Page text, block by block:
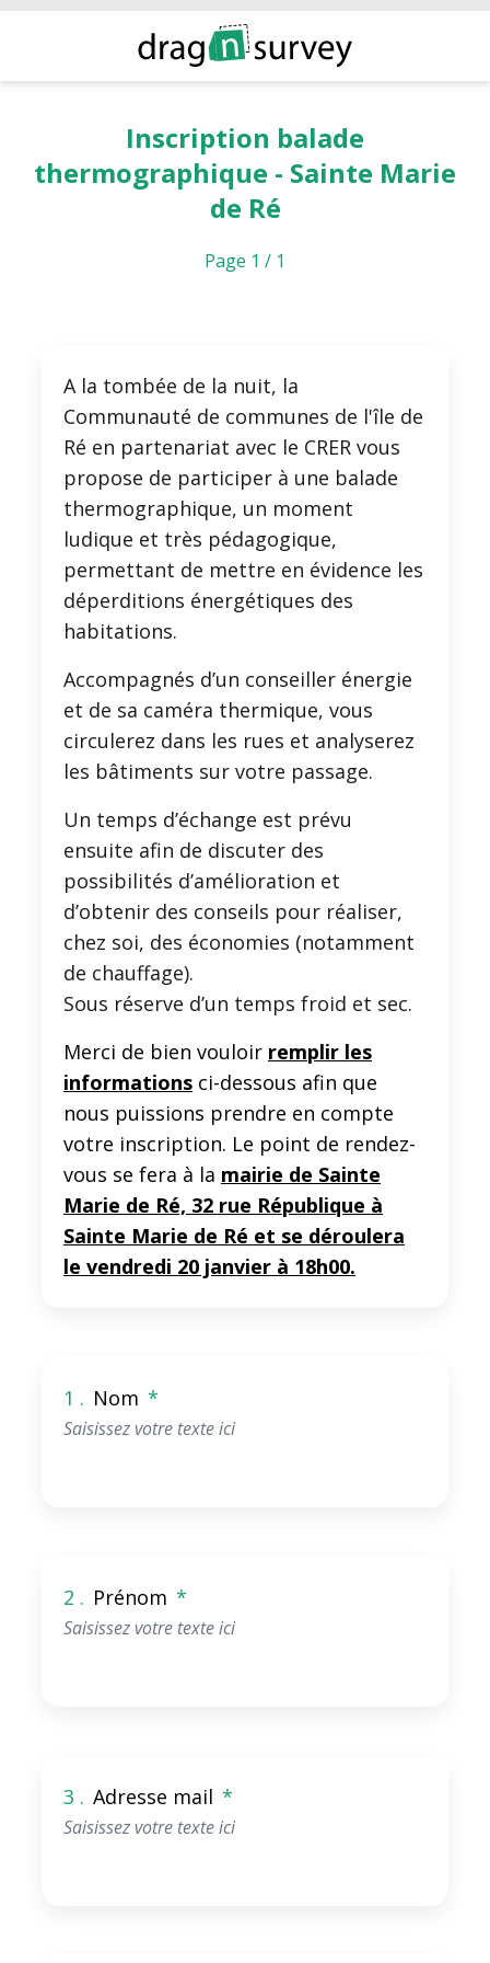
Inscription balade
thermographique - Sainte Marie
de Ré
Page 1 / 1
A la tombée de la nuit, la
Communauté de communes de l'île de
Ré en partenariat avec le CRER vous
propose de participer à une balade
thermographique, un moment
ludique et très pédagogique,
permettant de mettre en évidence les
déperditions énergétiques des
habitations.
Accompagnés d’un conseiller énergie
et de sa caméra thermique, vous
circulerez dans les rues et analyserez
les bâtiments sur votre passage.
Un temps d’échange est prévu
ensuite afin de discuter des
possibilités d’amélioration et
d’obtenir des conseils pour réaliser,
chez soi, des économies (notamment
de chauffage).
Sous réserve d’un temps froid et sec.
Merci de bien vouloir remplir les
informations ci-dessous afin que
nous puissions prendre en compte
votre inscription. Le point de rendez-
vous se fera à la mairie de Sainte
Marie de Ré, 32 rue République à
Sainte Marie de Ré et se déroulera
le vendredi 20 janvier à 18h00.
1 . Nom *
2 . Prénom *
3 . Adresse mail *